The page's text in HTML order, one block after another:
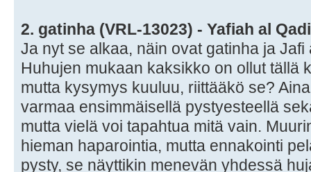
2. gatinha (VRL-13023) - Yafiah al
Ja nyt se alkaa, näin ovat gatinha ja Jafi
Huhujen mukaan kaksikko on ollut tällä
mutta kysymys kuuluu, riittääkö se?
varmaa ensimmäisellä pystyesteellä
mutta vielä voi tapahtua mitä vain.
hieman haparointia, mutta ennakointi
pysty, se näyttikin menevän yhdessä